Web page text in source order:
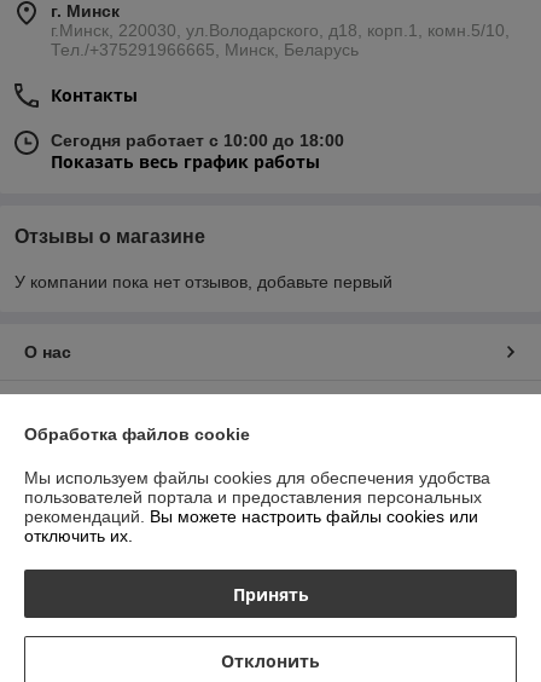
г. Минск
г.Минск, 220030, ул.Володарского, д18, корп.1, комн.5/10,
Тел./+375291966665, Минск, Беларусь
Контакты
Сегодня работает с 10:00 до 18:00
Показать весь график работы
Отзывы о магазине
У компании пока нет отзывов, добавьте первый
О нас
График работы
Политика обработки cookies
Обработка файлов cookie
Мы используем файлы cookies для обеспечения удобства
пользователей портала и предоставления персональных
рекомендаций. Вы можете настроить файлы cookies или
отключить их.
Принять
Отклонить